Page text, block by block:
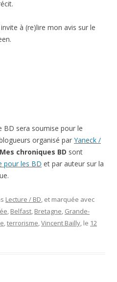
à (re)lire mon avis sur le
BD sera soumise pour le
organisé par Yaneck /
Mes chroniques BD sont
pour les BD et par auteur sur la
Lecture / BD, et marquée avec
, Belfast, Bretagne, Grande-
,terrorisme,Vincent Bailly, le 12